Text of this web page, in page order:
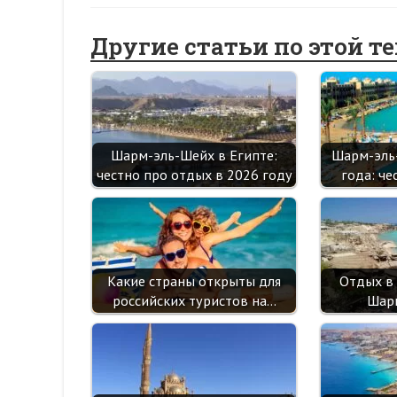
Другие статьи по этой
Шарм-эль-Шейх в Египте:
честно про отдых в 2026 году
Шарм-
года:
Какие страны открыты для
российских туристов на…
Отдых в